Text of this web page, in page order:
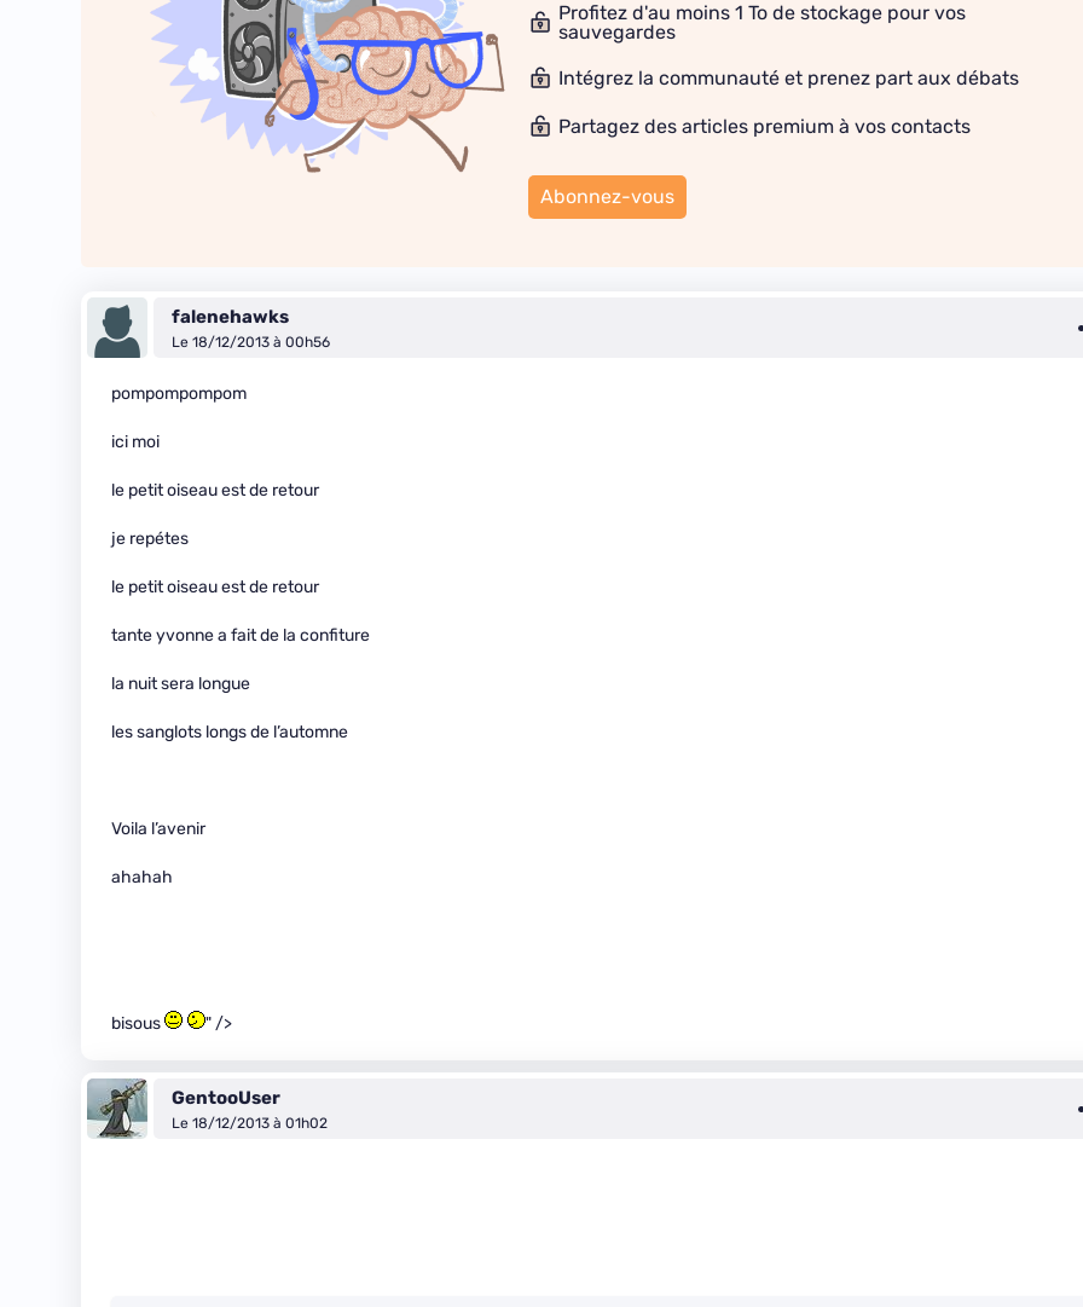
Profitez d'au moins 1 To de stockage pour vos
sauvegardes
Intégrez la communauté et prenez part aux débats
Partagez des articles premium à vos contacts
Abonnez-vous
falenehawks
Le 18/12/2013 à 00h56
pompompompom
ici moi
le petit oiseau est de retour
je repétes
le petit oiseau est de retour
tante yvonne a fait de la confiture
la nuit sera longue
les sanglots longs de l’automne
Voila l’avenir
ahahah
bisous " />
GentooUser
Le 18/12/2013 à 01h02